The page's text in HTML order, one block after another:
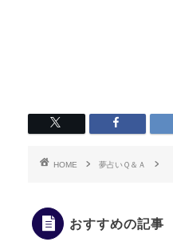
HOME 夢占いＱ＆Ａ
おすすめの記事